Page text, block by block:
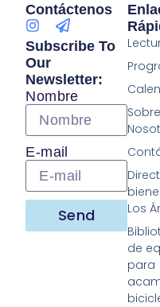
Contáctenos
Subscribe To
Our
Newsletter:
Nombre
E-mail
Send
Sobre
Los
de
para